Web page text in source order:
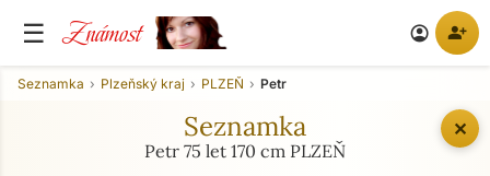
☰ Známost account_circle person_add
✕
Seznamka Plzeňský kraj PLZEŇ Petr
Seznamka
Petr 75 let 170 cm PLZEŇ